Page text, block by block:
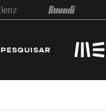
PESQUISAR